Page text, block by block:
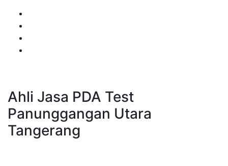
Ahli Jasa PDA Test
Panunggangan Utara
Tangerang